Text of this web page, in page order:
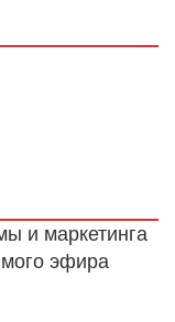
и маркетинга
эфира